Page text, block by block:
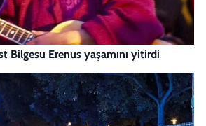
Bilgesu Erenus yaşamını yitirdi